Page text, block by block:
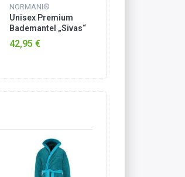
NORMANI®
Unisex Premium
Bademantel „Sivas“
aus Frottee - OEKO-
TEX® 100 Hellgrün
42,95 €